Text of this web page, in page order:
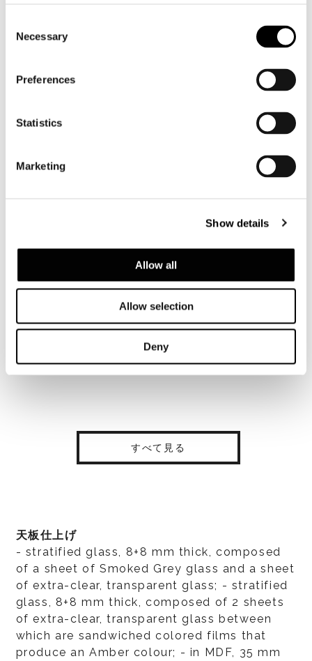
Selection
Necessary
Preferences
Statistics
Marketing
Show details
Allow all
Allow selection
Deny
すべて見る
天板仕上げ
- stratified glass, 8+8 mm thick, composed
of a sheet of Smoked Grey glass and a sheet
of extra-clear, transparent glass; - stratified
glass, 8+8 mm thick, composed of 2 sheets
of extra-clear, transparent glass between
which are sandwiched colored films that
produce an Amber colour; - in MDF, 35 mm